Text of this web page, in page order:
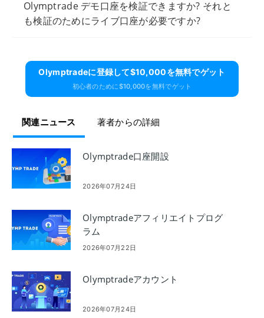
Olymptrade デモ口座を検証できますか? それと
も検証のためにライブ口座が必要ですか?
Olymptradeに​​登録して$10,000を無料でゲット
初心者のために$10,000を無料でゲット
関連ニュース 著者からの詳細
Olymptrade口座開設
2026年07月24日
Olymptradeアフィリエイトプログ
ラム
2026年07月22日
Olymptradeアカウント
2026年07月24日